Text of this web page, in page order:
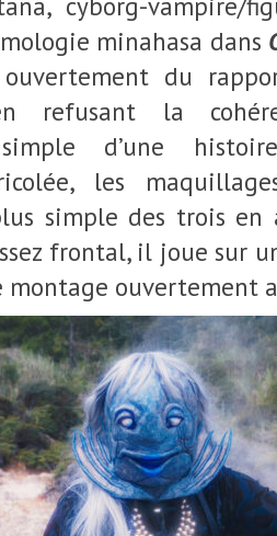
minahasa dans
du
refusant la
simple d’une
les
simple des trois en
frontal, il joue sur
montage ouvertement